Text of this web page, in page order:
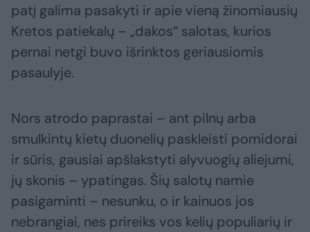
patį galima pasakyti ir apie vieną žinomiausių
Kretos patiekalų – „dakos“ salotas, kurios
pernai netgi buvo išrinktos geriausiomis
pasaulyje.
Nors atrodo paprastai – ant pilnų arba
smulkintų kietų duonelių paskleisti pomidorai
ir sūris, gausiai apšlakstyti alyvuogių aliejumi,
jų skonis – ypatingas. Šių salotų namie
pasigaminti – nesunku, o ir kainuos jos
nebrangiai, nes prireiks vos kelių populiarių ir